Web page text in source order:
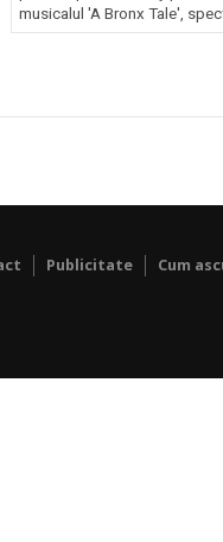
musicalul 'A Bronx Tale',
Publicitate Cum